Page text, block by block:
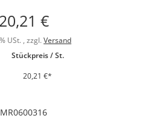
20,21 €
USt. , zzgl. Versand
Stückpreis / St.
20,21 €*
MR0600316